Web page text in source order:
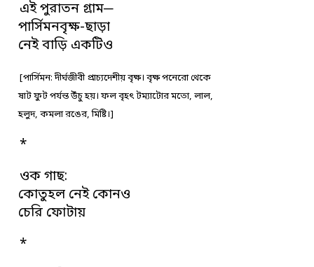
এই পুরাতন গ্রাম─
পার্সিমনবৃক্ষ-ছাড়া
নেই বাড়ি একটিও
[পার্সিমন: দীর্ঘজীবী প্রাচ্যদেশীয় বৃক্ষ। বৃক্ষ পনেরো থেকে
ষাট ফুট পর্যন্ত উঁচু হয়। ফল বৃহৎ টম্যাটোর মতো, লাল,
হলুদ, কমলা রঙের, মিষ্টি।]
*
ওক গাছ:
কোতুহল নেই কোনও
চেরি ফোটায়
*